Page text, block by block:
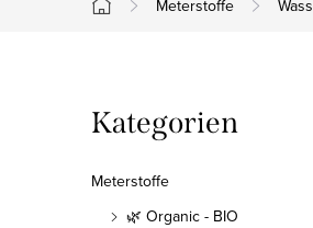
Startseite
Meterstoffe
e
i
Kategorien
überspringen
Kategorien
Meterstoffe
🌿 Organic - BIO